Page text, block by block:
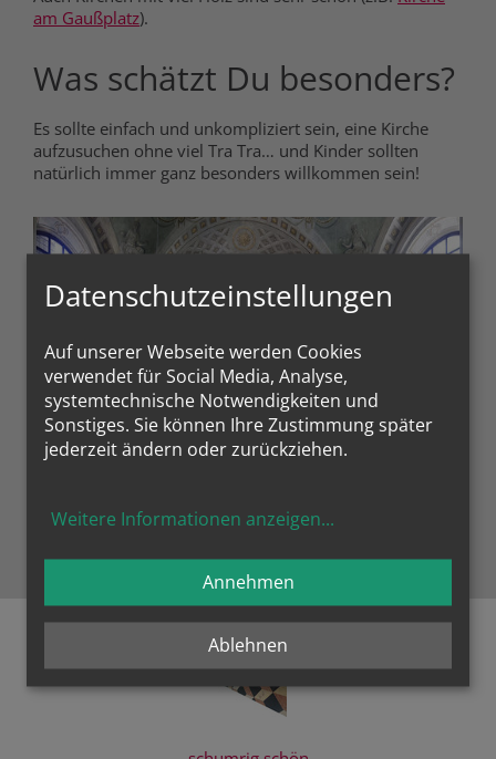
am Gaußplatz).
Was schätzt Du besonders?
Es sollte einfach und unkompliziert sein, eine Kirche
aufzusuchen ohne viel Tra Tra… und Kinder sollten
natürlich immer ganz besonders willkommen sein!
Kunsthistorisch interessante Kirchen, wie hier die
Bitte akzeptieren Sie
Cookies von Google Maps
Datenschutzeinstellungen
Auf unserer Webseite werden Cookies
verwendet für Social Media, Analyse,
systemtechnische Notwendigkeiten und
Sonstiges. Sie können Ihre Zustimmung später
jederzeit ändern oder zurückziehen.
Weitere Informationen anzeigen...
Ablehnen
Annehmen